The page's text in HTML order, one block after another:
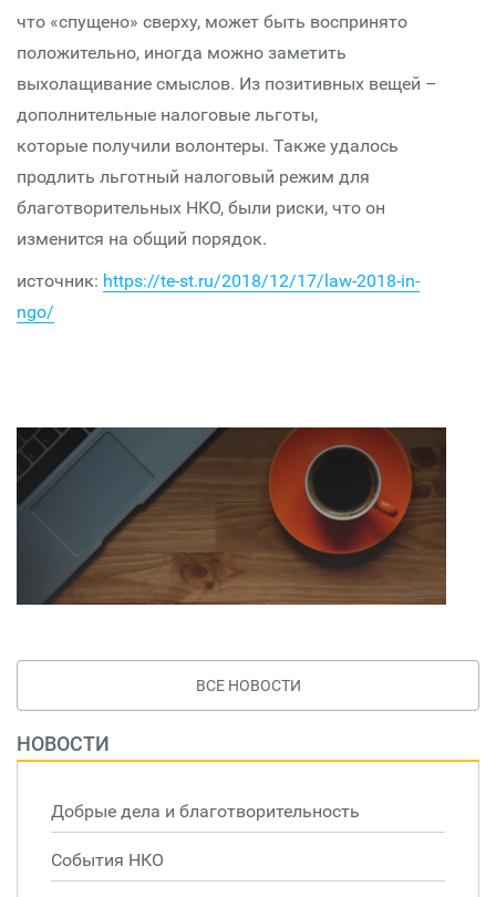
что «спущено» сверху, может быть воспринято
положительно, иногда можно заметить
выхолащивание смыслов. Из позитивных вещей –
дополнительные налоговые льготы,
которые получили волонтеры. Также удалось
продлить льготный налоговый режим для
благотворительных НКО, были риски, что он
изменится на общий порядок.
источник: https://te-st.ru/2018/12/17/law-2018-in-
ngo/
ВСЕ НОВОСТИ
НОВОСТИ
Добрые дела и благотворительность
События НКО